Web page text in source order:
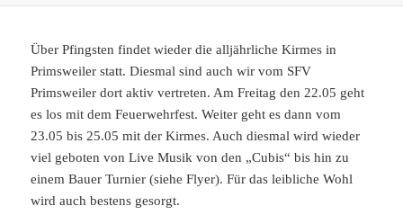
Über Pfingsten findet wieder die alljährliche Kirmes in
Primsweiler statt. Diesmal sind auch wir vom SFV
Primsweiler dort aktiv vertreten. Am Freitag den 22.05 geht
es los mit dem Feuerwehrfest. Weiter geht es dann vom
23.05 bis 25.05 mit der Kirmes. Auch diesmal wird wieder
viel geboten von Live Musik von den „Cubis“ bis hin zu
einem Bauer Turnier (siehe Flyer). Für das leibliche Wohl
wird auch bestens gesorgt.